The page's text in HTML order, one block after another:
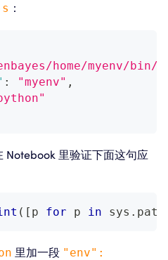
：
home/myenv/bin/
: "myenv" ,
Notebook 里验证下面这句应
( [ p for p in sys .
里加一段 "env":